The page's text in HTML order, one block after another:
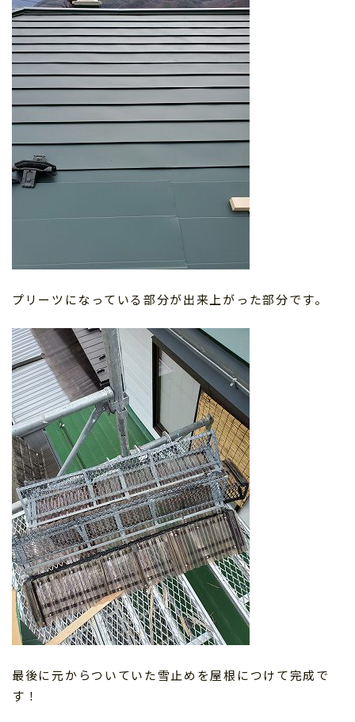
プリーツになっている部分が出来上がった部分です。
最後に元からついていた雪止めを屋根につけて完成で
す！